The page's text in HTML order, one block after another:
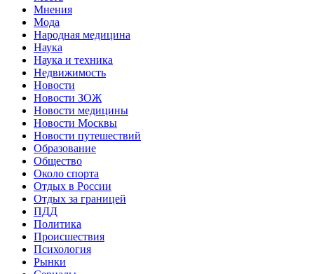
Мнения
Мода
Народная медицина
Наука
Наука и техника
Недвижимость
Новости
Новости ЗОЖ
Новости медицины
Новости Москвы
Новости путешествий
Образование
Общество
Около спорта
Отдых в России
Отдых за границей
ПДД
Политика
Происшествия
Психология
Рынки